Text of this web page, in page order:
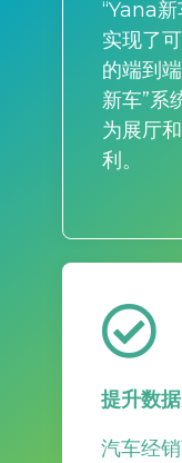
“Yana
实现了
的端到
新车”系
为展厅
利。
提升数
汽车经